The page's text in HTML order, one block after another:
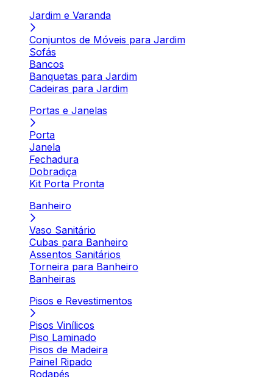
Jardim e Varanda
Conjuntos de Móveis para Jardim
Sofás
Bancos
Banquetas para Jardim
Cadeiras para Jardim
Portas e Janelas
Porta
Janela
Fechadura
Dobradiça
Kit Porta Pronta
Banheiro
Vaso Sanitário
Cubas para Banheiro
Assentos Sanitários
Torneira para Banheiro
Banheiras
Pisos e Revestimentos
Pisos Vinílicos
Piso Laminado
Pisos de Madeira
Painel Ripado
Rodapés